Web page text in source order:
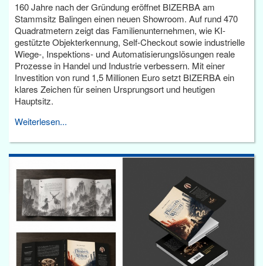
160 Jahre nach der Gründung eröffnet BIZERBA am
Stammsitz Balingen einen neuen Showroom. Auf rund 470
Quadratmetern zeigt das Familienunternehmen, wie KI-
gestützte Objekterkennung, Self-Checkout sowie industrielle
Wiege-, Inspektions- und Automatisierungslösungen reale
Prozesse in Handel und Industrie verbessern. Mit einer
Investition von rund 1,5 Millionen Euro setzt BIZERBA ein
klares Zeichen für seinen Ursprungsort und heutigen
Hauptsitz.
Weiterlesen...